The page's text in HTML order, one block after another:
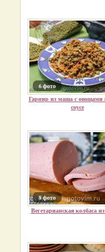
6 фото
Гарнир из маша с овощами
соусе
8 фото
Вегетарианская колбаса